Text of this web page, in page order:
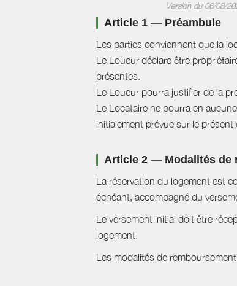
Version du 06/08/
Article 1 — Préambule
Les parties conviennent que la
Le Loueur déclare être
présentes.
Le Loueur pourra justifier de la
Le Locataire ne pourra en
initialement prévue sur le
Article 2 — Modalités de
La réservation du logement est
échéant, accompagné du
Le versement initial doit être
logement.
Les modalités de